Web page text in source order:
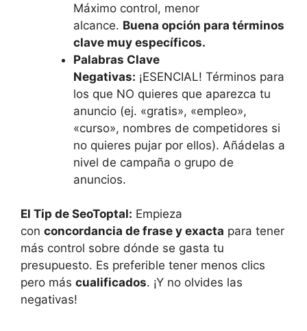
Máximo control, menor
alcance. Buena opción para términos
clave muy específicos.
Palabras Clave
Negativas: ¡ESENCIAL! Términos para
los que NO quieres que aparezca tu
anuncio (ej. «gratis», «empleo»,
«curso», nombres de competidores si
no quieres pujar por ellos). Añádelas a
nivel de campaña o grupo de
anuncios.
El Tip de SeoToptal: Empieza
con concordancia de frase y exacta para tener
más control sobre dónde se gasta tu
presupuesto. Es preferible tener menos clics
pero más cualificados. ¡Y no olvides las
negativas!